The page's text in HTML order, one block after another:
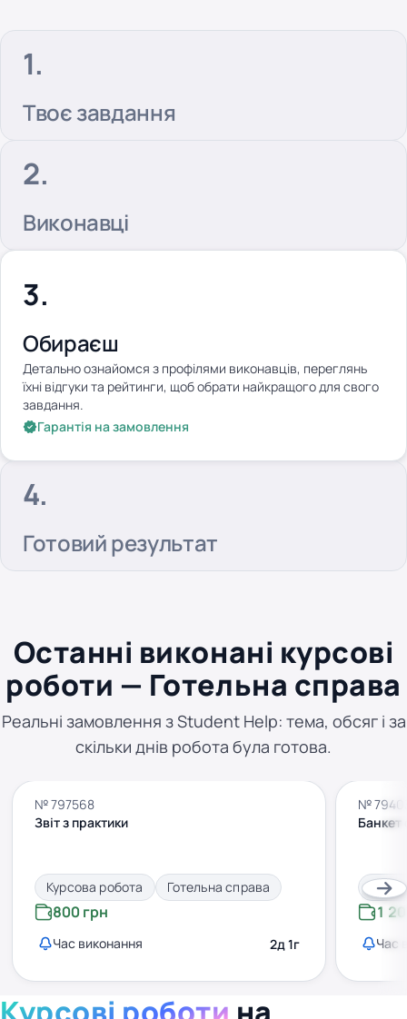
Твоє завдання
Виконавці
Обираєш
Детально ознайомся з профілями виконавців, переглянь
їхні відгуки та рейтинги, щоб обрати найкращого для свого
завдання.
Гарантія на замовлення
Готовий результат
Останні виконані курсові
роботи — Готельна справа
Реальні замовлення з Student Help: тема, обсяг і за
скільки днів робота була готова.
№ 797568
Звіт з практики
Курсова робота Готельна справа
800 грн
Час виконання 2д 1г
№
Банкет
1
Час